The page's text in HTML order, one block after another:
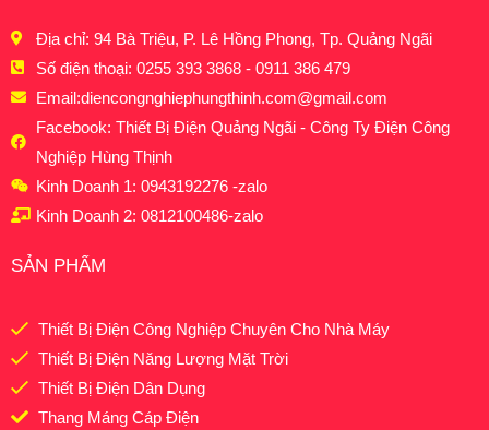
Địa chỉ: 94 Bà Triệu, P. Lê Hồng Phong, Tp. Quảng Ngãi
Số điện thoại: 0255 393 3868 - 0911 386 479
Email:diencongnghiephungthinh.com@gmail.com
Facebook: Thiết Bị Điện Quảng Ngãi - Công Ty Điện Công
Nghiệp Hùng Thịnh
Kinh Doanh 1: 0943192276 -zalo
Kinh Doanh 2: 0812100486-zalo
SẢN PHẨM
Thiết Bị Điện Công Nghiệp Chuyên Cho Nhà Máy
Thiết Bị Điện Năng Lượng Mặt Trời
Thiết Bị Điện Dân Dụng
Thang Máng Cáp Điện